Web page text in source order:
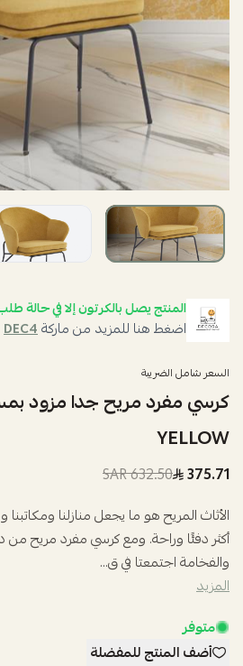
المنتج يصل بالكرتون إلا في حالة
اضغط هنا للمزيد من ماركةDEC4
السعر شامل الضريبة
YELLOW
375.71
632.50 SAR
الأثاث المريح هو ما يجعل منازلنا
أكثر دفئًا وراحة. ومع كرسي مفرد مريح من
والفخامة اجتمعتا في ق...
المزيد
متوفر
أضف المنتج للمفضلة